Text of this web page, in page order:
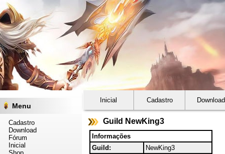
Menu
Cadastro
Download
Fórum
Inicial
Inicial Cadastro Download
Guild NewKing3
Informações
Guild:
NewKing3